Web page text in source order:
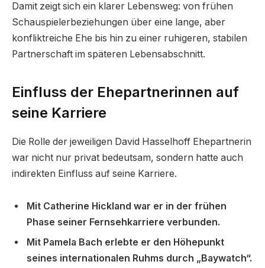
Damit zeigt sich ein klarer Lebensweg: von frühen
Schauspielerbeziehungen über eine lange, aber
konfliktreiche Ehe bis hin zu einer ruhigeren, stabilen
Partnerschaft im späteren Lebensabschnitt.
Einfluss der Ehepartnerinnen auf
seine Karriere
Die Rolle der jeweiligen David Hasselhoff Ehepartnerin
war nicht nur privat bedeutsam, sondern hatte auch
indirekten Einfluss auf seine Karriere.
Mit Catherine Hickland war er in der frühen
Phase seiner Fernsehkarriere verbunden.
Mit Pamela Bach erlebte er den Höhepunkt
seines internationalen Ruhms durch „Baywatch“.